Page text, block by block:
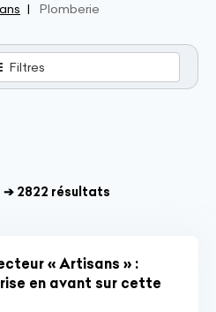
Plomberie
Filtres
➔ 2822 résultats
« Artisans » :
en avant sur cette